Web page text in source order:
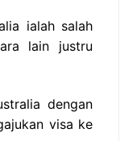
ialah salah
lain justru
dengan
visa ke